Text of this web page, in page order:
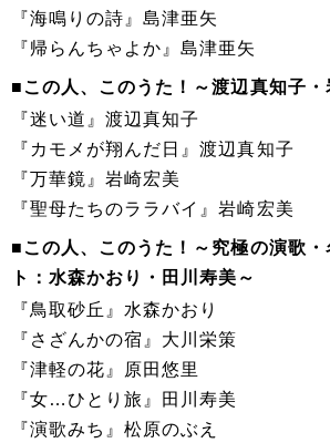
『海鳴りの詩』島津亜矢
『帰らんちゃよか』島津亜矢
■この人、このうた！～渡辺真知子・
『迷い道』渡辺真知子
『カモメが翔んだ日』渡辺真知子
『万華鏡』岩崎宏美
『聖母たちのララバイ』岩崎宏美
■この人、このうた！～究極の演歌
ト：水森かおり・田川寿美～
『鳥取砂丘』水森かおり
『さざんかの宿』大川栄策
『津軽の花』原田悠里
『女…ひとり旅』田川寿美
『演歌みち』松原のぶえ